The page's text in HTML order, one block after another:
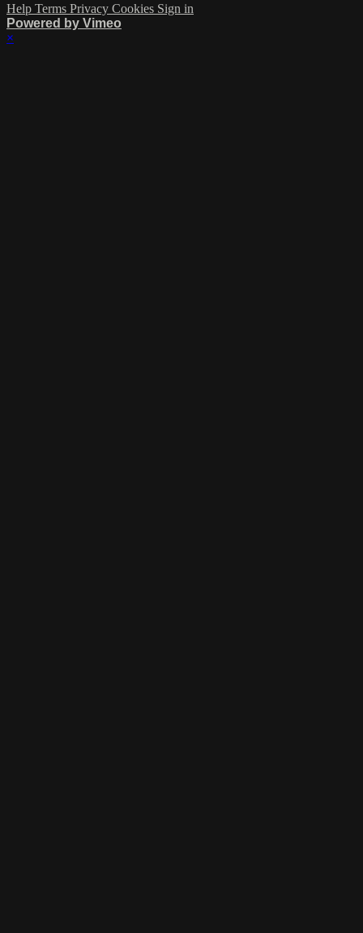
Help Terms Privacy Cookies Sign in
Powered by Vimeo
×